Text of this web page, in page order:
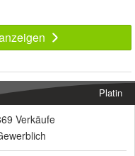
Platin
Verkäufe